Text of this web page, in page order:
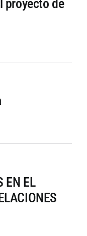
proyecto de
EN EL